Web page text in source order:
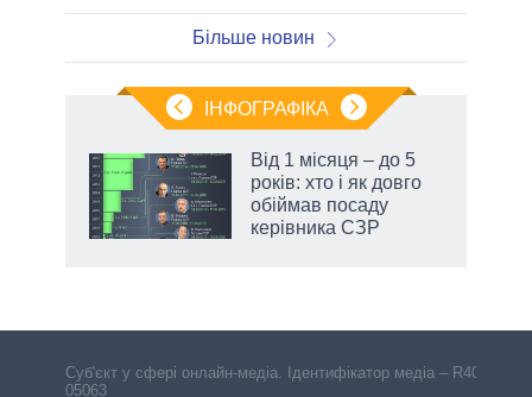
Більше новин
ІНФОГРАФІКА
Від 1 місяця – до 5
років: хто і як довго
обіймав посаду
керівника СЗР
Cуб'єкт у сфері онлайн-медіа. Ідентифікатор медіа – R40-
05063